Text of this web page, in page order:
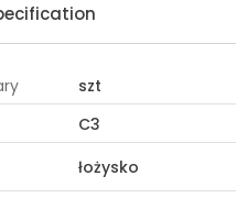
szt
C3
łożysko